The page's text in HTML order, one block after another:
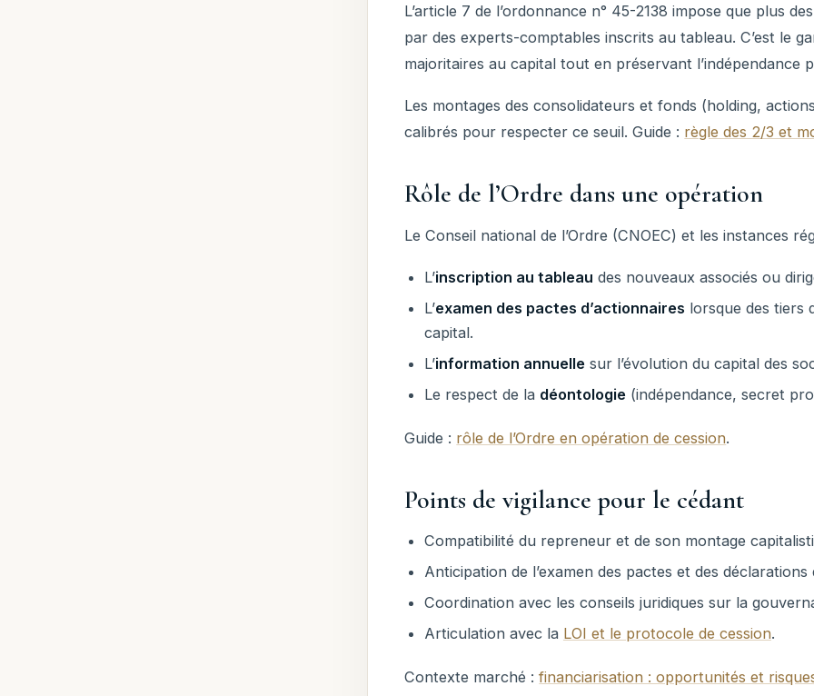
L’article 7 de l’ordonnance n° 45-2138 impose que plus
par des experts-comptables inscrits au tableau. C’est le
majoritaires au capital tout en préservant l’indépendance
Les montages des consolidateurs et fonds (holding,
calibrés pour respecter ce seuil. Guide : règle des 2/3 et
Rôle de l’Ordre dans une opération
Le Conseil national de l’Ordre (CNOEC) et les instances
L’inscription au tableau des nouveaux associés ou
L’examen des pactes d’actionnaires lorsque des tiers
capital.
L’information annuellesur l’évolution du capital des
Le respect de la déontologie(indépendance, secret
Guide : rôle de l’Ordre en opération de cession.
Points de vigilance pour le cédant
Compatibilité du repreneur et de son montage
Anticipation de l’examen des pactes et des déclarations
Coordination avec les conseils juridiques sur la
Articulation avec la LOI et le protocole de cession.
Contexte marché :financiarisation : opportunités et